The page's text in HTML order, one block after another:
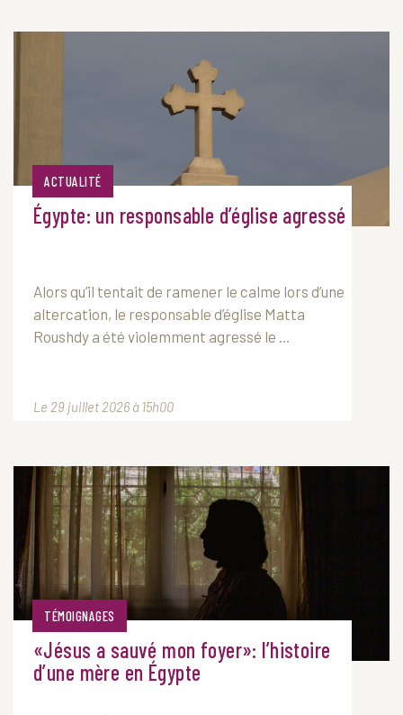
ACTUALITÉ
Égypte: un responsable d’église agressé
Alors qu’il tentait de ramener le calme lors d’une
altercation, le responsable d’église Matta
Roushdy a été violemment agressé le ...
Le 29 juillet 2026 à 15h00
TÉMOIGNAGES
«Jésus a sauvé mon foyer»: l’histoire
d’une mère en Égypte